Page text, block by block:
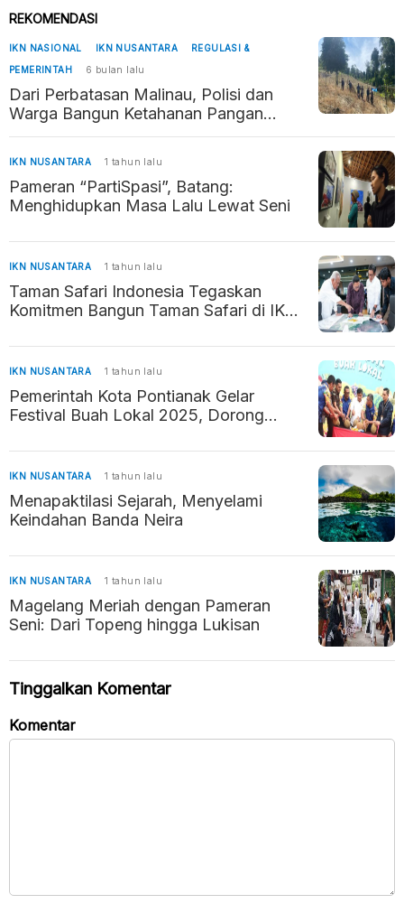
REKOMENDASI
IKN NASIONAL IKN NUSANTARA
REGULASI &
PEMERINTAH
6 bulan lalu
Dari Perbatasan Malinau, Polisi dan
Warga Bangun Ketahanan Pangan
Penyangga Kaltara–Kaltim
IKN NUSANTARA 1 tahun lalu
Pameran “PartiSpasi”, Batang:
Menghidupkan Masa Lalu Lewat Seni
IKN NUSANTARA 1 tahun lalu
Taman Safari Indonesia Tegaskan
Komitmen Bangun Taman Safari di IKN
IKN NUSANTARA 1 tahun lalu
Pemerintah Kota Pontianak Gelar
Festival Buah Lokal 2025, Dorong
IKN NUSANTARA 1 tahun lalu
Menapaktilasi Sejarah, Menyelami
Keindahan Banda Neira
IKN NUSANTARA 1 tahun lalu
Magelang Meriah dengan Pameran
Seni: Dari Topeng hingga Lukisan
Tinggalkan Komentar
Komentar